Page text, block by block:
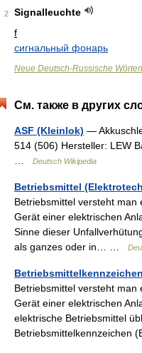
2
Signalleuchte
f
сигнальный фонарь
Neue Deutsch-Russische
См. также в других
ASF (Kleinlok) —
514 (506) Hersteller: LEW
Deutsch Wikipedia
Betriebsmittel
Betriebsmittel versteht man
Gerät einer elektrischen
Sinne dieser
als ganzes oder in… …
Betriebsmittelkennzeichen
Betriebsmittel versteht man
Gerät einer elektrischen
elektrische Betriebsmittel